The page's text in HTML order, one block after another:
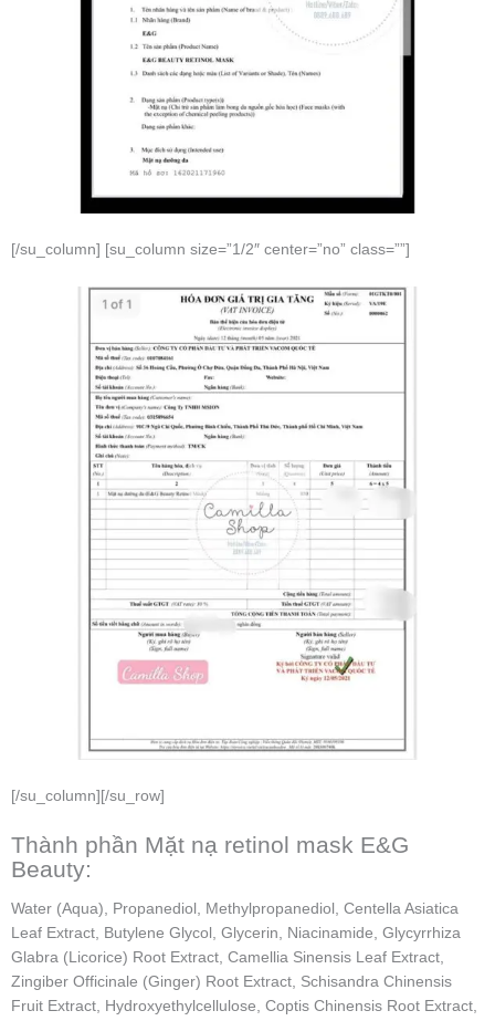
[/su_column] [su_column size=”1/2″ center=”no” class=””]
[/su_column][/su_row]
Thành phần Mặt nạ retinol mask E&G
Beauty:
Water (Aqua), Propanediol, Methylpropanediol, Centella Asiatica
Leaf Extract, Butylene Glycol, Glycerin, Niacinamide, Glycyrrhiza
Glabra (Licorice) Root Extract, Camellia Sinensis Leaf Extract,
Zingiber Officinale (Ginger) Root Extract, Schisandra Chinensis
Fruit Extract, Hydroxyethylcellulose, Coptis Chinensis Root Extract,